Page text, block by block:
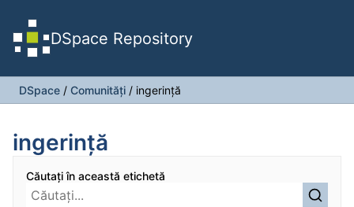
DSpace Repository
DSpace / Comunități / ingerință
ingerință
Căutați în această etichetă